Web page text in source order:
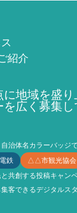
紹介
に地域を盛
広く募集し
治体名カラーバッジ
鉄
△△市観光協会
共創する投稿キャン
客できるデジタルス